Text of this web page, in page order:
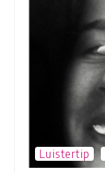
Luistertip